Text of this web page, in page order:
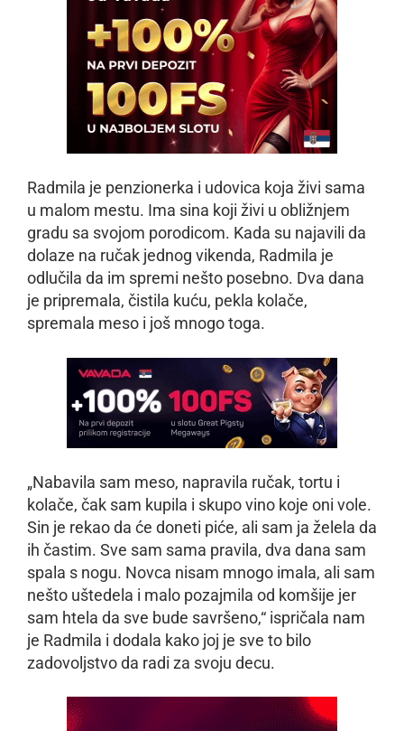
Radmila je penzionerka i udovica koja živi sama
u malom mestu. Ima sina koji živi u obližnjem
gradu sa svojom porodicom. Kada su najavili da
dolaze na ručak jednog vikenda, Radmila je
odlučila da im spremi nešto posebno. Dva dana
je pripremala, čistila kuću, pekla kolače,
spremala meso i još mnogo toga.
„Nabavila sam meso, napravila ručak, tortu i
kolače, čak sam kupila i skupo vino koje oni vole.
Sin je rekao da će doneti piće, ali sam ja želela da
ih častim. Sve sam sama pravila, dva dana sam
spala s nogu. Novca nisam mnogo imala, ali sam
nešto uštedela i malo pozajmila od komšije jer
sam htela da sve bude savršeno,“ ispričala nam
je Radmila i dodala kako joj je sve to bilo
zadovoljstvo da radi za svoju decu.